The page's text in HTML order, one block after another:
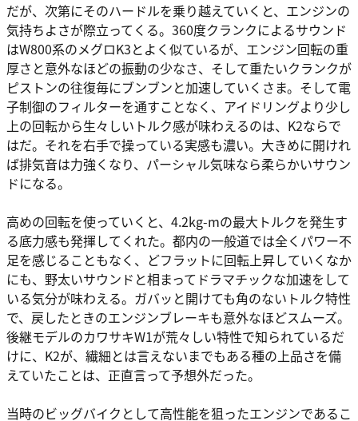
だが、次第にそのハードルを乗り越えていくと、エンジンの
気持ちよさが際立ってくる。360度クランクによるサウンド
はW800系のメグロK3とよく似ているが、エンジン回転の重
厚さと意外なほどの振動の少なさ、そして重たいクランクが
ピストンの往復毎にブンブンと加速していくさま。そして電
子制御のフィルターを通すことなく、アイドリングより少し
上の回転から生々しいトルク感が味わえるのは、K2ならで
はだ。それを右手で操っている実感も濃い。大きめに開けれ
ば排気音は力強くなり、パーシャル気味なら柔らかいサウン
ドになる。
高めの回転を使っていくと、4.2kg-mの最大トルクを発生す
る底力感も発揮してくれた。都内の一般道では全くパワー不
足を感じることもなく、どフラットに回転上昇していくなか
にも、野太いサウンドと相まってドラマチックな加速をして
いる気分が味わえる。ガバッと開けても角のないトルク特性
で、戻したときのエンジンブレーキも意外なほどスムーズ。
後継モデルのカワサキW1が荒々しい特性で知られているだ
けに、K2が、繊細とは言えないまでもある種の上品さを備
えていたことは、正直言って予想外だった。
当時のビッグバイクとして高性能を狙ったエンジンであるこ